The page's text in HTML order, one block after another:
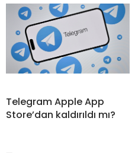
Telegram Apple App
Store’dan kaldırıldı mı?